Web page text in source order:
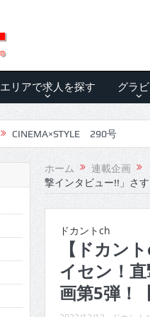
エリアで求人を探す グラ
CINEMA×STYLE 290号
CINEMA×STYLE 289号
CINEMA×STYLE 288号
CINEMA×STYLE 287号
CINEMA×STYLE 286号
CINEMA×STYLE 285号
CINEMA×STYLE 294号
ホーム 連載企画
撃インタビュー!!」さ
ドカントch
【ドカン
イセン！
画第5弾！